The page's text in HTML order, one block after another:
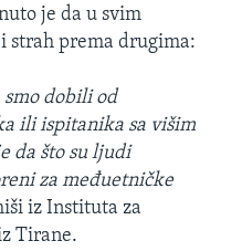
je da u svim
strah prema drugima:
dobili od
ili ispitanika sa višim
da što su ljudi
za međuetničke
iz Instituta za
Tirane.